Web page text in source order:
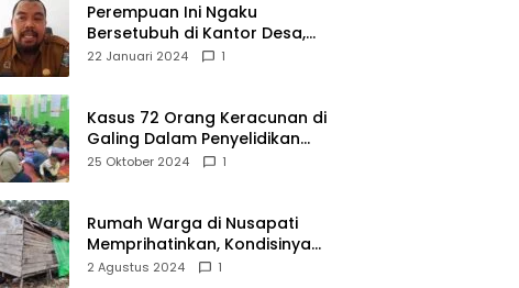
Perempuan Ini Ngaku
Bersetubuh di Kantor Desa,
Kades Pasir Panjang
22 Januari 2024 1
Kasus 72 Orang Keracunan di
Galing Dalam Penyelidikan
Polres Sambas
25 Oktober 2024 1
Rumah Warga di Nusapati
Memprihatinkan, Kondisinya
Nyaris Roboh dan Tidak Layak
2 Agustus 2024 1